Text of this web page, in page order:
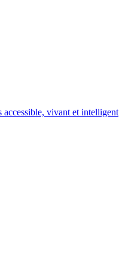
accessible, vivant et intelligent